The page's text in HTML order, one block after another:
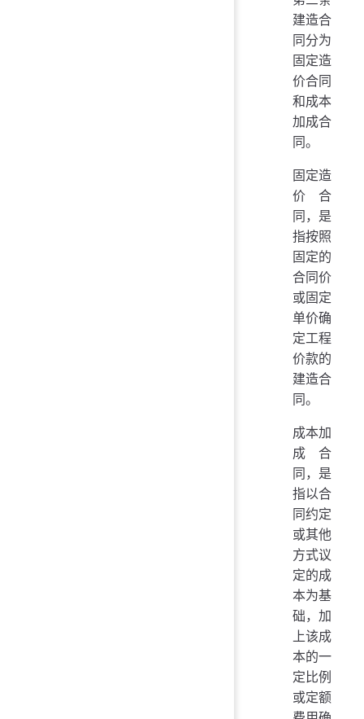
建造合
同分为
固定造
价合同
和成本
加成合
同。
固定造
价合
同，是
指按照
固定的
合同价
或固定
单价确
定工程
价款的
建造合
同。
成本加
成合
同，是
指以合
同约定
或其他
方式议
定的成
本为基
础，加
上该成
本的一
定比例
或定额